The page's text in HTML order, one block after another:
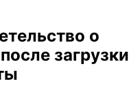
о
загрузки